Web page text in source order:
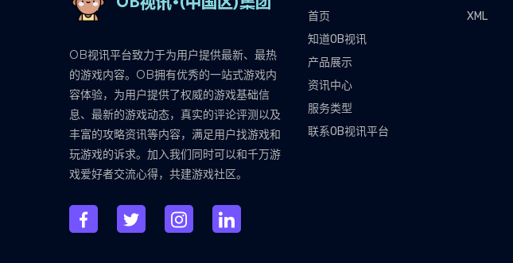
OB视讯平台致力于为用户提供最新、最热
的游戏内容。OB拥有优秀的一站式游戏内
容体验，为用户提供了权威的游戏基础信
息、最新的游戏动态，真实的评论评测以及
丰富的攻略资讯等内容，满足用户找游戏和
玩游戏的诉求。加入我们同时可以和千万游
戏爱好者交流心得，共建游戏社区。
首页
知道OB视讯
产品展示
资讯中心
服务类型
联系OB视讯平台
XML